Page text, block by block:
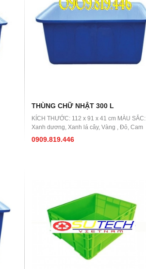
THÙNG CHỮ NHẬT 300 L
KÍCH THƯỚC: 112 x 91 x 41 cm MÀU SẮC:
Xanh dương, Xanh lá cây, Vàng , Đỏ, Cam
0909.819.446